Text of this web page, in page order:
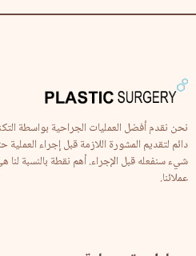
نحن نقدم أفضل العمليات الجراحية بواسطة
دائم لتقديم المشورة اللازمة قبل إجراء
شيء سنفعله قبل الإجراء. أهم نقطة بالنسبة
عملائنا.